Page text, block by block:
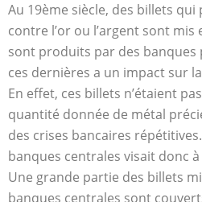
Au 19ème siècle, des billets
contre l’or ou l’argent sont
sont produits par des banques
ces dernières a un impact sur
En effet, ces billets n’étaient
quantité donnée de métal
des crises bancaires
banques centrales visait donc
Une grande partie des billets
banques centrales sont